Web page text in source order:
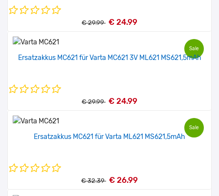
€ 29.99 € 24.99
Sale
Ersatzakkus MC621 für Varta MC621 3V ML621 MS621,5mAh
€ 29.99 € 24.99
Sale
Ersatzakkus MC621 für Varta ML621 MS621,5mAh
€ 32.39 € 26.99